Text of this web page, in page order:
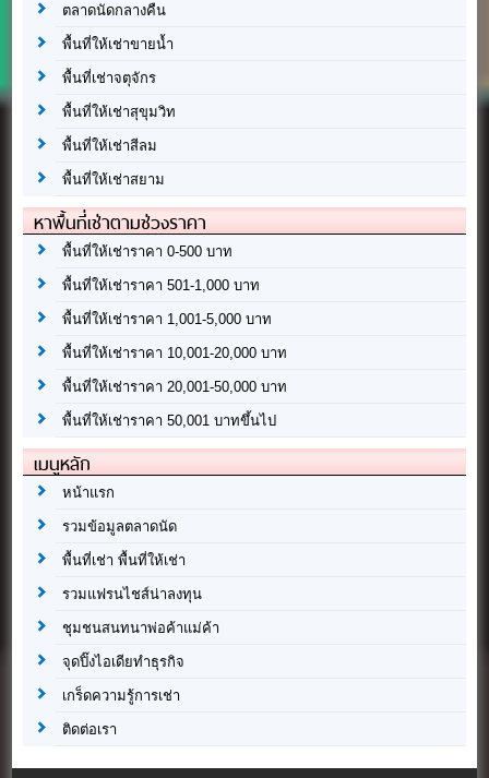
ตลาดนัดกลางคืน
พื้นที่ให้เช่าขายน้ำ
พื้นที่เช่าจตุจักร
พื้นที่ให้เช่าสุขุมวิท
พื้นที่ให้เช่าสีลม
พื้นที่ให้เช่าสยาม
หาพื้นที่เช่าตามช่วงราคา
พื้นที่ให้เช่าราคา 0-500 บาท
พื้นที่ให้เช่าราคา 501-1,000 บาท
พื้นที่ให้เช่าราคา 1,001-5,000 บาท
พื้นที่ให้เช่าราคา 10,001-20,000 บาท
พื้นที่ให้เช่าราคา 20,001-50,000 บาท
พื้นที่ให้เช่าราคา 50,001 บาทขึ้นไป
เมนูหลัก
หน้าแรก
รวมข้อมูลตลาดนัด
พื้นที่เช่า พื้นที่ให้เช่า
รวมแฟรนไชส์น่าลงทุน
ชุมชนสนทนาพ่อค้าแม่ค้า
จุดปิ๊งไอเดียทำธุรกิจ
เกร็ดความรู้การเช่า
ติดต่อเรา